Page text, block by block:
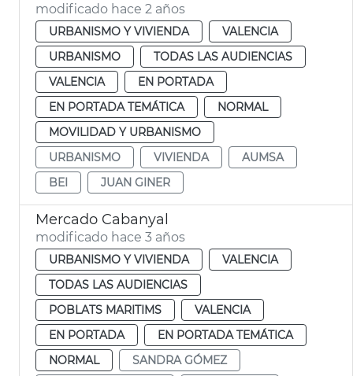
modificado hace 2 años
URBANISMO Y VIVIENDA
VALENCIA
URBANISMO
TODAS LAS AUDIENCIAS
VALENCIA
EN PORTADA
EN PORTADA TEMÁTICA
NORMAL
MOVILIDAD Y URBANISMO
URBANISMO
VIVIENDA
AUMSA
BEI
JUAN GINER
Mercado Cabanyal
modificado hace 3 años
URBANISMO Y VIVIENDA
VALENCIA
TODAS LAS AUDIENCIAS
POBLATS MARITIMS
VALENCIA
EN PORTADA
EN PORTADA TEMÁTICA
NORMAL
SANDRA GÓMEZ